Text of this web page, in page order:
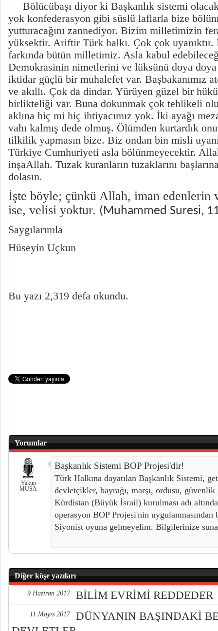
Bölücübaşı diyor ki Başkanlık sistemi
yok konfederasyon gibi süslü laflarla bize
yutturacağını zannediyor. Bizim milletimizin
yüksektir. Ariftir Türk halkı. Çok çok
farkında bütün milletimiz. Asla kabul
Demokrasinin nimetlerini ve lüksünü doya
iktidar güçlü bir muhalefet var. Başbakanımız
ve akıllı. Çok da dindar. Yürüyen güzel bir
birlikteliği var. Buna dokunmak çok tehlikeli
aklına hiç mi hiç ihtiyacımız yok. İki ayağı
vahı kalmış dede olmuş. Ölümden kurtardık
tilkilik yapmasın bize. Biz ondan bin misli
Türkiye Cumhuriyeti asla bölünmeyecektir.
inşaAllah. Tuzak kuranların tuzaklarını
dolasın.
İşte böyle; çünkü Allah, iman edenlerin
ise, velisi yoktur. (Muhammed Suresi,
Saygılarımla
Hüseyin Uçkun
Bu yazı 2,319 defa okundu.
Yorumlar
Yakup
MUSA
Başkanlık Sistemi BOP Projesi'dir!
Türk Halkına dayatılan Başkanlık Sistemi,
devletçikler, bayrağı, marşı, ordusu,
Kürdistan (Büyük İsrail) kurulması adı
operasyon BOP Projesi'nin
Siyonist oyuna gelmeyelim. Bilgilerinize
Diğer köşe yazıları
9 Haziran 2017 BİLİM EVRİMİ REDDEDER
11 Mayıs 2017
DÜNYANIN BAŞINDAKİ